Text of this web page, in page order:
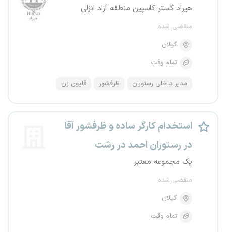
هیراد گستر کاسپین منطقه آزاد انزلی
منقضی شده
گیلان
تمام وقت
مدیر داخلی رستوران ظرفشور قلیون زن
استخدام کارگر ساده و ظرفشور آقا
در رستوران احمد در رشت
یک مجموعه معتبر
منقضی شده
گیلان
تمام وقت